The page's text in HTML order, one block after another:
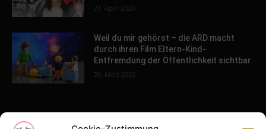
21. April 2020
Weil du mir gehörst – die ARD macht
durch ihren Film Eltern-Kind-
Entfremdung der Öffentlichkeit sichtbar
26. März 2020
POPULAR POSTS